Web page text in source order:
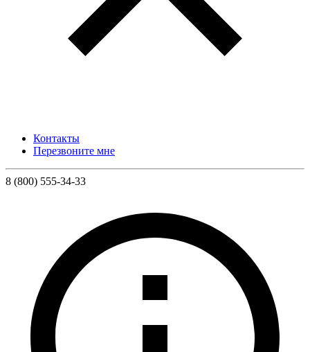
Контакты
Перезвоните мне
8 (800) 555-34-33